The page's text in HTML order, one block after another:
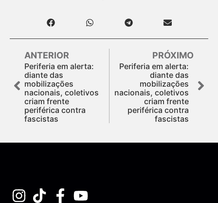
ANTERIOR
Periferia em alerta:
diante das
mobilizações
nacionais, coletivos
criam frente
periférica contra
fascistas
PRÓXIMO
Periferia em alerta:
diante das
mobilizações
nacionais, coletivos
criam frente
periférica contra
fascistas